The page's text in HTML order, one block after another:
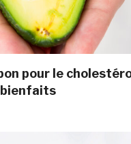
pour le
bienfaits